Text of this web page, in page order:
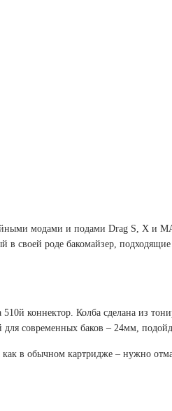
модами и подами Drag S, X и
своей роде бакомайзер,
коннектор. Колба сделана из
для современных баков – 24мм,
в обычном картридже – нужно